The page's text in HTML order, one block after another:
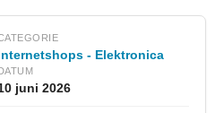
- Elektronica
juni 2026